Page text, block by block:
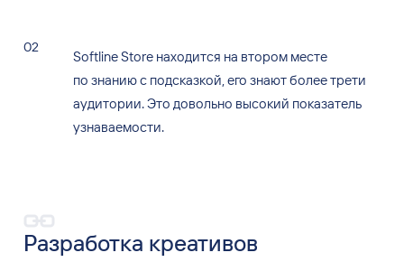
Softline Store находится на втором месте
по знанию с подсказкой, его знают более трети
аудитории. Это довольно высокий показатель
узнаваемости.
Разработка креативов